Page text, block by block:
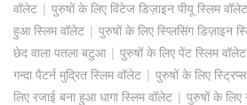
वॉलेट | पुरुषों के लिए विंटेज डिज़ाइन पीयू स्लिम वॉलेट
हुआ स्लिम वॉलेट | पुरुषों के लिए स्प्लिसिंग डिज़ाइन
छेद वाला पतला बटुआ| पुरुषों के लिए पेंट स्लिम
गन्दा पैटर्न मुद्रित स्लिम वॉलेट | पुरुषों के लिए
लिए रजाई बना हुआ धागा स्लिम वॉलेट | पुरुषों के लिए